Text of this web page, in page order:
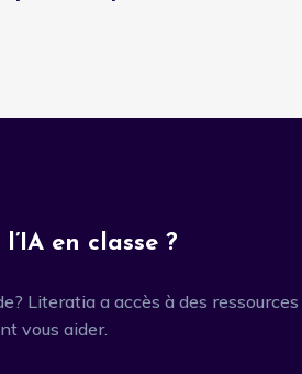
en classe ?
Literatia a accès à des ressources
vous aider.